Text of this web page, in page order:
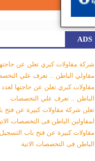
ADS
شركة مقاولات كبري تعلن عن
مقاولي الباطن .. تعرف علي
مقاولات كبري تعلن عن حاجتها
الباطن .. تعرف علي التخصصات
تعلن شركة مقاولات كبيرة عن فتح
لمقاولين الباطن فى التخصصات
مقاولات كبيرة عن فتح باب
الباطن فى التخصصات الاتية